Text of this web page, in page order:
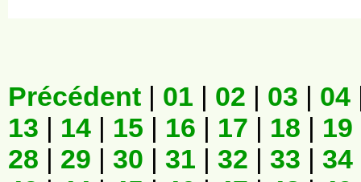
Précédent | 01 | 02 | 03 | 04
13 | 14 | 15 | 16 | 17 | 18 | 19
28 | 29 | 30 | 31 | 32 | 33 | 34